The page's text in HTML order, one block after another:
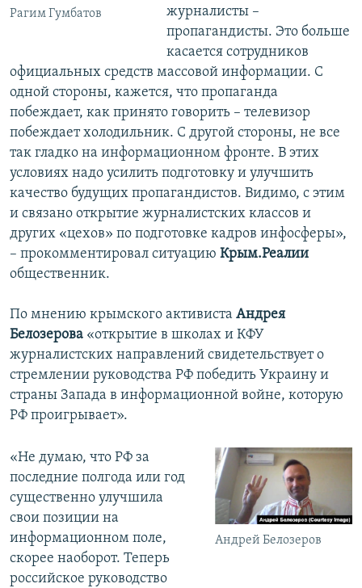
Рагим Гумбатов
журналисты –
пропагандисты. Это больше
касается сотрудников
официальных средств массовой информации. С
одной стороны, кажется, что пропаганда
побеждает, как принято говорить – телевизор
побеждает холодильник. С другой стороны, не все
так гладко на информационном фронте. В этих
условиях надо усилить подготовку и улучшить
качество будущих пропагандистов. Видимо, с этим
и связано открытие журналистских классов и
других «цехов» по подготовке кадров инфосферы»,
– прокомментировал ситуацию Крым.Реалии
общественник.
По мнению крымского активиста Андрея
Белозерова «открытие в школах и КФУ
журналистских направлений свидетельствует о
стремлении руководства РФ победить Украину и
страны Запада в информационной войне, которую
РФ проигрывает».
Андрей Белозеров
«Не думаю, что РФ за
последние полгода или год
существенно улучшила
свои позиции на
информационном поле,
скорее наоборот. Теперь
российское руководство